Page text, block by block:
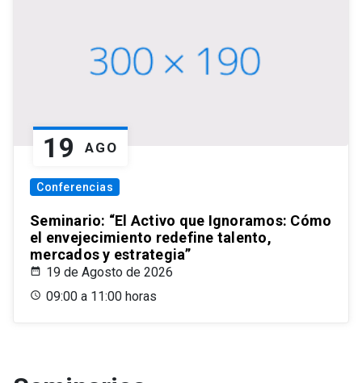
19 AGO
Conferencias
Seminario: “El Activo que Ignoramos: Cómo
el envejecimiento redefine talento,
mercados y estrategia”
19 de Agosto de 2026
09:00 a 11:00 horas